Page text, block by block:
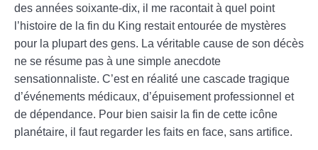
des années soixante-dix, il me racontait à quel point
l’histoire de la fin du King restait entourée de mystères
pour la plupart des gens. La véritable cause de son décès
ne se résume pas à une simple anecdote
sensationnaliste. C’est en réalité une cascade tragique
d’événements médicaux, d’épuisement professionnel et
de dépendance. Pour bien saisir la fin de cette icône
planétaire, il faut regarder les faits en face, sans artifice.